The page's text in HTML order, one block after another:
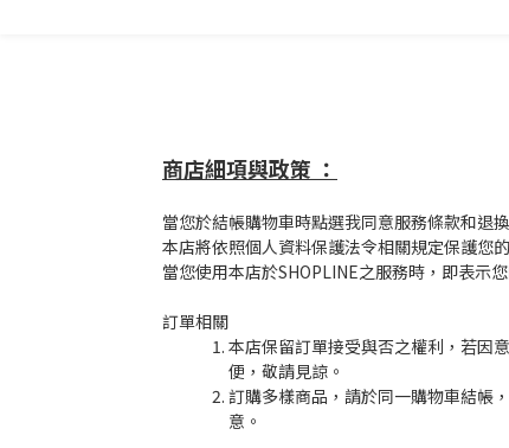
商店細項與政策 ：
當您於結帳購物車時點選我同意服務條款和退
本店將依照個人資料保護法令相關規定保護您
當您使用本店於SHOPLINE之服務時，即表示
訂單相關
本店保留訂單接受與否之權利，若因
便，敬請見諒。
訂購多樣商品，請於同一購物車結帳
意。